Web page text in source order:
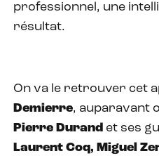
professionnel, une
résultat.
On va le retrouver cet
Demierre, auparavant
Pierre Durand et ses
Laurent Coq, Miguel